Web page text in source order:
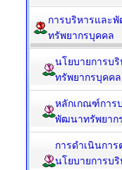
การบริหารและ
ทรัพยากรบุคคล
นโยบายการบริ
ทรัพยากรบุคคล
หลักเกณฑ์การ
พัฒนาทรัพยาก
การดำเนินการ
นโยบายการบริ